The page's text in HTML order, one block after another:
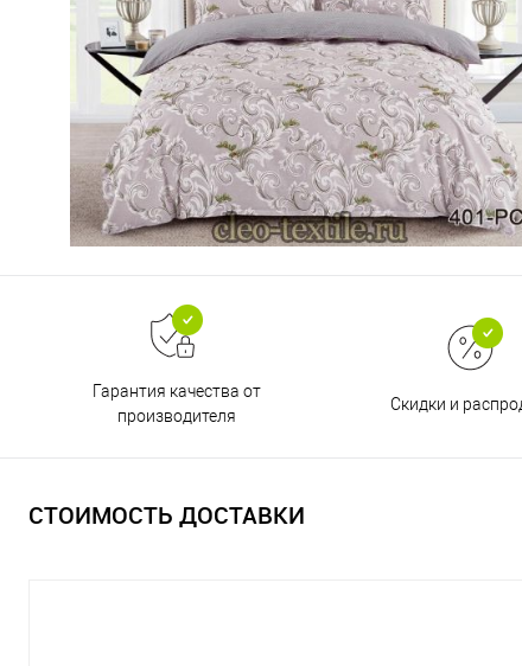
Гарантия качества от
производителя
Скидки и
СТОИМОСТЬ ДОСТАВКИ